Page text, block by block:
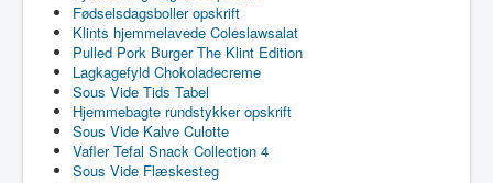
Fødselsdagsboller opskrift
Klints hjemmelavede Coleslawsalat
Pulled Pork Burger The Klint Edition
Lagkagefyld Chokoladecreme
Sous Vide Tids Tabel
Hjemmebagte rundstykker opskrift
Sous Vide Kalve Culotte
Vafler Tefal Snack Collection 4
Sous Vide Flæskesteg